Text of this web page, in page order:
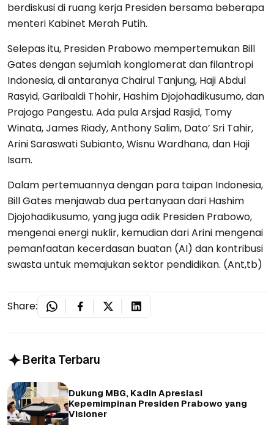
berdiskusi di ruang kerja Presiden bersama beberapa
menteri Kabinet Merah Putih.
Selepas itu, Presiden Prabowo mempertemukan Bill
Gates dengan sejumlah konglomerat dan filantropi
Indonesia, di antaranya Chairul Tanjung, Haji Abdul
Rasyid, Garibaldi Thohir, Hashim Djojohadikusumo, dan
Prajogo Pangestu. Ada pula Arsjad Rasjid, Tomy
Winata, James Riady, Anthony Salim, Dato’ Sri Tahir,
Arini Saraswati Subianto, Wisnu Wardhana, dan Haji
Isam.
Dalam pertemuannya dengan para taipan Indonesia,
Bill Gates menjawab dua pertanyaan dari Hashim
Djojohadikusumo, yang juga adik Presiden Prabowo,
mengenai energi nuklir, kemudian dari Arini mengenai
pemanfaatan kecerdasan buatan (AI) dan kontribusi
swasta untuk memajukan sektor pendidikan. (Ant,tb)
Share:
Berita Terbaru
Dukung MBG, Kadin Apresiasi
Kepemimpinan Presiden Prabowo yang
Visioner